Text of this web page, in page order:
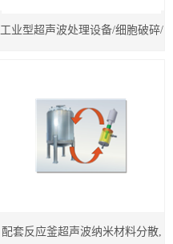
制多通道15KHZ-20KHZ-25-30-
工业型超声波处理设备/细胞破碎/
可非标定制
配套反应釜超声波纳米材料分散,